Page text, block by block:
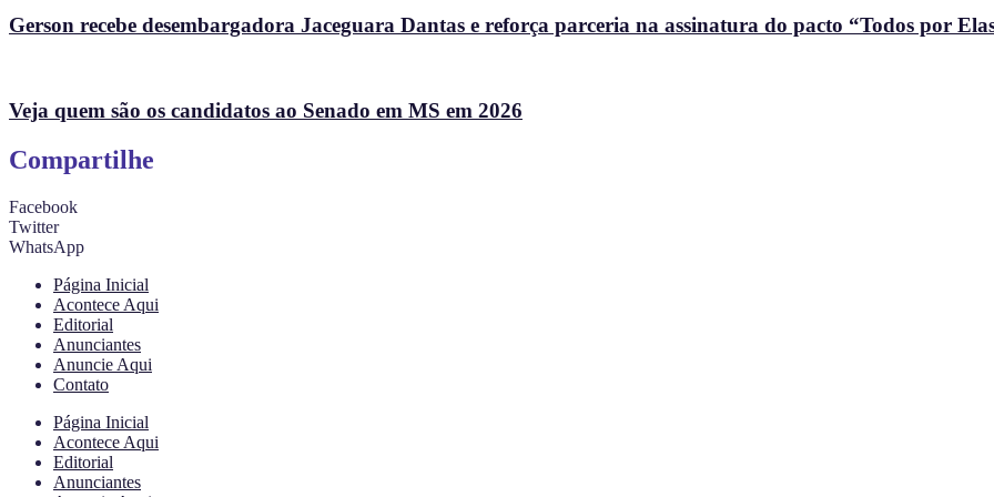
Gerson recebe desembargadora Jaceguara Dantas e reforça parceria na assinatura do pacto “Todos por
Veja quem são os candidatos ao Senado em MS em 2026
Compartilhe
Facebook
Twitter
WhatsApp
Página Inicial
Acontece Aqui
Editorial
Anunciantes
Anuncie Aqui
Contato
Página Inicial
Acontece Aqui
Editorial
Anunciantes